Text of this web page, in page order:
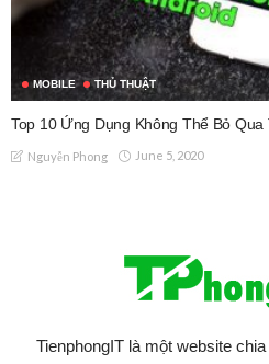
MOBILE THỦ THUẬT
Top 10 Ứng Dụng Không Thể Bỏ
Nguyễn Phong June 5, 2020
TienphongIT là một website